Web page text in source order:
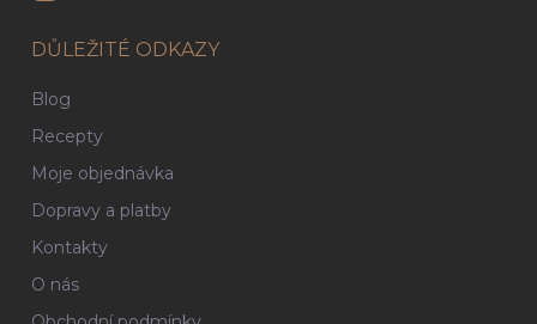
DŮLEŽITÉ ODKAZY
Blog
Recepty
Moje objednávka
Dopravy a platby
Kontakty
O nás